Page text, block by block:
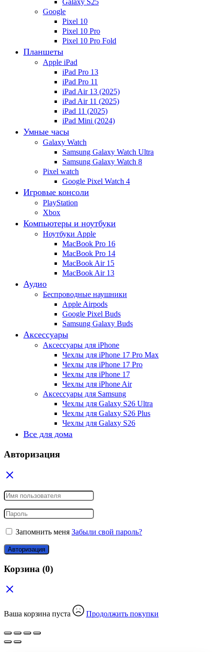
Galaxy S25
Google
Pixel 10
Pixel 10 Pro
Pixel 10 Pro Fold
Планшеты
Apple iPad
iPad Pro 13
iPad Pro 11
iPad Air 13 (2025)
iPad Air 11 (2025)
iPad 11 (2025)
iPad Mini (2024)
Умные часы
Galaxy Watch
Samsung Galaxy Watch Ultra
Samsung Galaxy Watch 8
Pixel watch
Google Pixel Watch 4
Игровые консоли
PlayStation
Xbox
Компьютеры и ноутбуки
Ноутбуки Apple
MacBook Pro 16
MacBook Pro 14
MacBook Air 15
MacBook Air 13
Аудио
Беспроводные наушники
Apple Airpods
Google Pixel Buds
Samsung Galaxy Buds
Аксессуары
Аксессуары для iPhone
Чехлы для iPhone 17 Pro Max
Чехлы для iPhone 17 Pro
Чехлы для iPhone 17
Чехлы для iPhone Air
Аксессуары для Samsung
Чехлы для Galaxy S26 Ultra
Чехлы для Galaxy S26 Plus
Чехлы для Galaxy S26
Все для дома
Авторизация
Запомнить меня Забыли свой пароль?
Авторизация
Корзина (0)
Ваша корзина пуста Продолжить покупки